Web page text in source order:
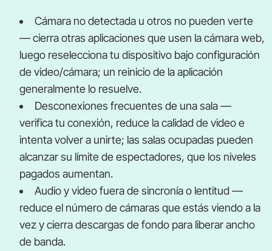
Cámara no detectada u otros no pueden verte
— cierra otras aplicaciones que usen la cámara web,
luego reselecciona tu dispositivo bajo configuración
de video/cámara; un reinicio de la aplicación
generalmente lo resuelve.
Desconexiones frecuentes de una sala —
verifica tu conexión, reduce la calidad de video e
intenta volver a unirte; las salas ocupadas pueden
alcanzar su límite de espectadores, que los niveles
pagados aumentan.
Audio y video fuera de sincronía o lentitud —
reduce el número de cámaras que estás viendo a la
vez y cierra descargas de fondo para liberar ancho
de banda.